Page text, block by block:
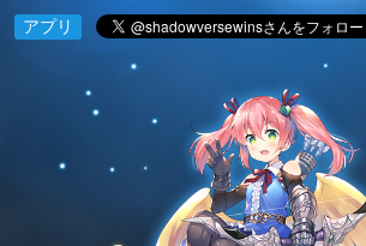
アプリ